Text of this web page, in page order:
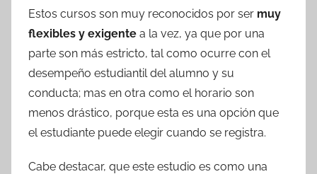
Estos cursos son muy reconocidos por ser muy
flexibles y exigente a la vez, ya que por una
parte son más estricto, tal como ocurre con el
desempeño estudiantil del alumno y su
conducta; mas en otra como el horario son
menos drástico, porque esta es una opción que
el estudiante puede elegir cuando se registra.
Cabe destacar, que este estudio es como una